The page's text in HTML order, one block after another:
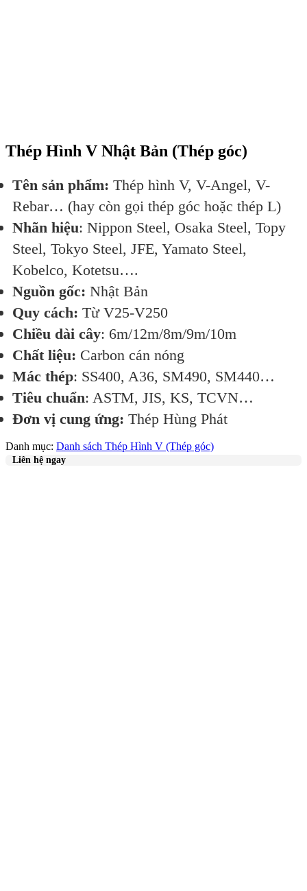
Thép Hình V Nhật Bản (Thép góc)
Tên sản phẩm: Thép hình V, V-Angel, V-
Rebar… (hay còn gọi thép góc hoặc thép L)
Nhãn hiệu: Nippon Steel, Osaka Steel, Topy
Steel, Tokyo Steel, JFE, Yamato Steel,
Kobelco, Kotetsu….
Nguồn gốc: Nhật Bản
Quy cách: Từ V25-V250
Chiều dài cây: 6m/12m/8m/9m/10m
Chất liệu: Carbon cán nóng
Mác thép: SS400, A36, SM490, SM440…
Tiêu chuẩn: ASTM, JIS, KS, TCVN…
Đơn vị cung ứng: Thép Hùng Phát
Danh mục: Danh sách Thép Hình V (Thép góc)
Liên hệ ngay